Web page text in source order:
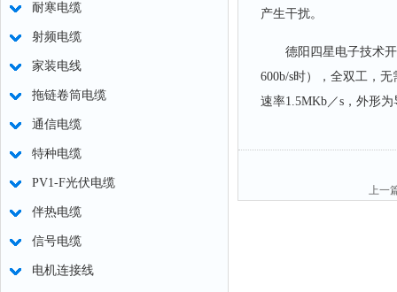
耐寒电缆
射频电缆
家装电线
拖链卷筒电缆
通信电缆
特种电缆
PV1-F光伏电缆
伴热电缆
信号电缆
电机连接线
产生干扰。
德阳四星电子技术开
600b/s时），全双工，
速率1.5MKb／s，外形
上一